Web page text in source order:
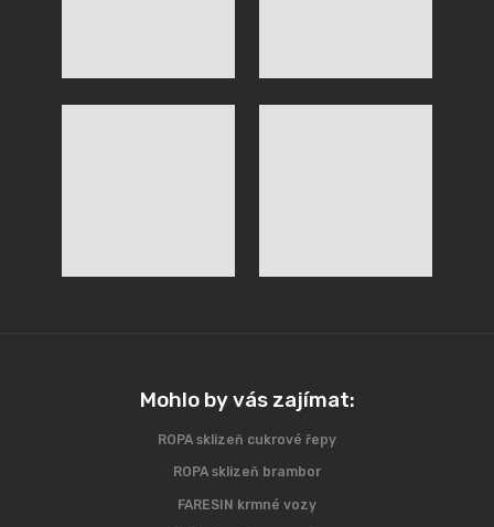
Mohlo by vás zajímat:
ROPA sklizeň cukrové řepy
ROPA sklizeň brambor
FARESIN krmné vozy